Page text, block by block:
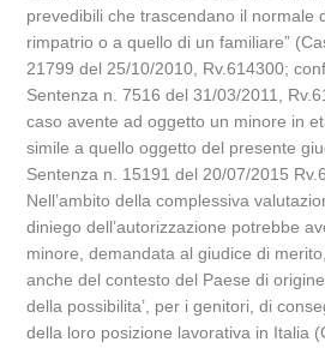
prevedibili che trascendano il normale
rimpatrio o a quello di un familiare”
21799 del 25/10/2010, Rv.614300;
Sentenza n. 7516 del 31/03/2011,
caso avente ad oggetto un minore in
simile a quello oggetto del presente
Sentenza n. 15191 del 20/07/2015
Nell’ambito della complessiva
diniego dell’autorizzazione potrebbe
minore, demandata al giudice di
anche del contesto del Paese di
della possibilita’, per i genitori, di
della loro posizione lavorativa in Italia